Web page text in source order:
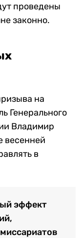
проведены
законно.
на
Генерального
Владимир
весенней
в
эффект